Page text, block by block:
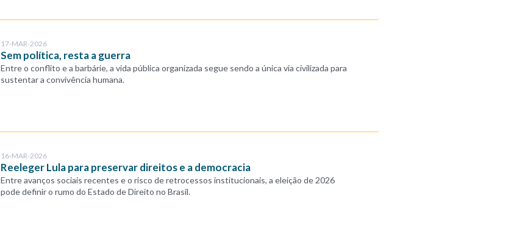
17-MAR-2026
Sem política, resta a guerra
Entre o conflito e a barbárie, a vida pública organizada segue sendo a única via civilizada para
sustentar a convivência humana.
16-MAR-2026
Reeleger Lula para preservar direitos e a democracia
Entre avanços sociais recentes e o risco de retrocessos institucionais, a eleição de 2026
pode definir o rumo do Estado de Direito no Brasil.